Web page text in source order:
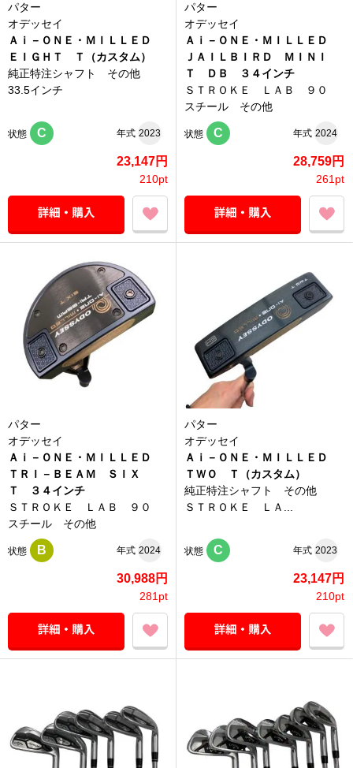
パター
オデッセイ
Ａｉ－ＯＮＥ・ＭＩＬＬＥＤ
ＥＩＧＨＴ Ｔ（カスタム）
純正特注シャフト その他
33.5インチ
状態 C 年式 2023
23,147円
210pt
パター
オデッセイ
Ａｉ－ＯＮＥ・ＭＩＬＬＥＤ
ＪＡＩＬＢＩＲＤ ＭＩＮＩ
Ｔ ＤＢ ３４インチ
ＳＴＲＯＫＥ ＬＡＢ ９０
スチール その他
状態 C 年式 2024
28,759円
261pt
パター
オデッセイ
Ａｉ－ＯＮＥ・ＭＩＬＬＥＤ
ＴＲＩ－ＢＥＡＭ ＳＩＸ
Ｔ ３４インチ
ＳＴＲＯＫＥ ＬＡＢ ９０
スチール その他
状態 B 年式 2024
30,988円
281pt
パター
オデッセイ
Ａｉ－ＯＮＥ・ＭＩＬＬＥＤ
ＴＷＯ Ｔ（カスタム）
純正特注シャフト その他
ＳＴＲＯＫＥ ＬＡ...
状態 C 年式 2023
23,147円
210pt